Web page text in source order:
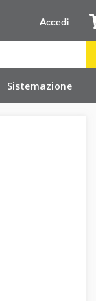
Sistemazione
Accedi